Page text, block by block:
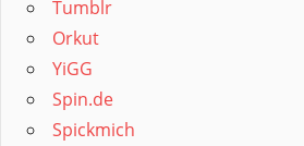
Tumblr
Orkut
YiGG
Spin.de
Spickmich